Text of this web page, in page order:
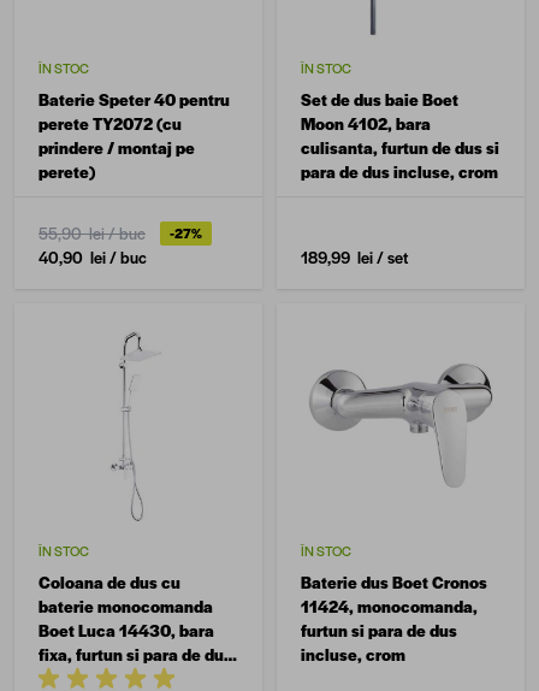
ÎN STOC
Baterie Speter 40 pentru
perete TY2072 (cu
prindere / montaj pe
perete)
55,90 lei/ buc -27%
40,90 lei/ buc
ÎN STOC
Set de dus baie Boet
Moon 4102, bara
culisanta, furtun de dus si
para de dus incluse, crom
189,99 lei/ set
ÎN STOC
Coloana de dus cu
baterie monocomanda
Boet Luca 14430, bara
fixa, furtun si para de dus,
finisaj cromat
ÎN STOC
Baterie dus Boet Cronos
11424, monocomanda,
furtun si para de dus
incluse, crom